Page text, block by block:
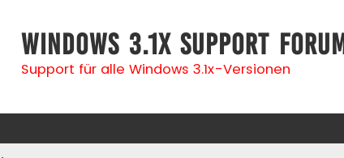
Windows 3.1x Support Forum
Support für alle Windows 3.1x-Versionen